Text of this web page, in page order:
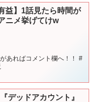
益】1話見たら時間が
ニメ挙げてけw
あればコメント欄へ！！ #
デッドアカウント』